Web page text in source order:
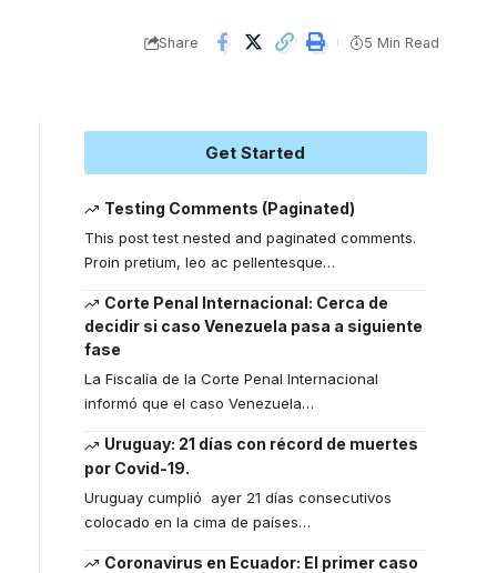
Share 5 Min Read
Get Started
Testing Comments (Paginated)
This post test nested and paginated comments.
Proin pretium, leo ac pellentesque…
Corte Penal Internacional: Cerca de
decidir si caso Venezuela pasa a siguiente
fase
La Fiscalía de la Corte Penal Internacional
informó que el caso Venezuela…
Uruguay: 21 días con récord de muertes
por Covid-19.
Uruguay cumplió ayer 21 días consecutivos
colocado en la cima de países…
Coronavirus en Ecuador: El primer caso